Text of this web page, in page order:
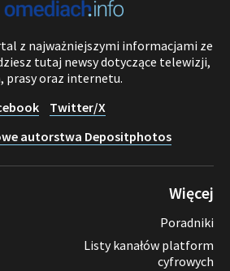
z najważniejszymi informacjami ze
tutaj newsy dotyczące telewizji,
prasy oraz internetu.
Twitter/X
autorstwa Depositphotos
Więcej
Poradniki
Listy kanałów platform
cyfrowych